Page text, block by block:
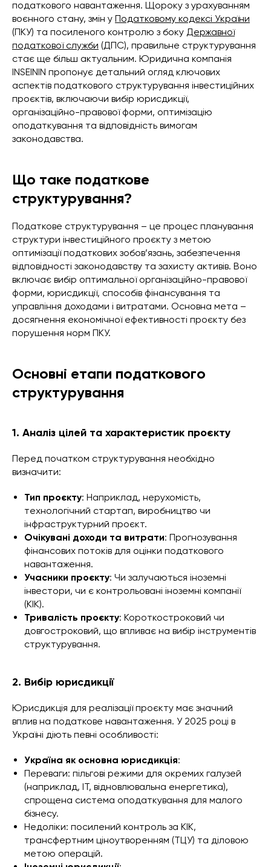
податкового навантаження. Щороку з урахуванням
воєнного стану, змін у Податковому кодексі України
(ПКУ) та посиленого контролю з боку Державної
податкової служби (ДПС), правильне структурування
стає ще більш актуальним. Юридична компанія
INSEININ пропонує детальний огляд ключових
аспектів податкового структурування інвестиційних
проєктів, включаючи вибір юрисдикції,
організаційно-правової форми, оптимізацію
оподаткування та відповідність вимогам
законодавства.
Що таке податкове
структурування?
Податкове структурування – це процес планування
структури інвестиційного проєкту з метою
оптимізації податкових зобов’язань, забезпечення
відповідності законодавству та захисту активів. Воно
включає вибір оптимальної організаційно-правової
форми, юрисдикції, способів фінансування та
управління доходами і витратами. Основна мета –
досягнення економічної ефективності проєкту без
порушення норм ПКУ.
Основні етапи податкового
структурування
1. Аналіз цілей та характеристик проєкту
Перед початком структурування необхідно
визначити:
Тип проєкту: Наприклад, нерухомість,
технологічний стартап, виробництво чи
інфраструктурний проєкт.
Очікувані доходи та витрати: Прогнозування
фінансових потоків для оцінки податкового
навантаження.
Учасники проєкту: Чи залучаються іноземні
інвестори, чи є контрольовані іноземні компанії
(КІК).
Тривалість проєкту: Короткостроковий чи
довгостроковий, що впливає на вибір інструментів
структурування.
2. Вибір юрисдикції
Юрисдикція для реалізації проєкту має значний
вплив на податкове навантаження. У 2025 році в
Україні діють певні особливості:
Україна як основна юрисдикція:
Переваги: пільгові режими для окремих галузей
(наприклад, ІТ, відновлювальна енергетика),
спрощена система оподаткування для малого
бізнесу.
Недоліки: посилений контроль за КІК,
трансфертним ціноутворенням (ТЦУ) та діловою
метою операцій.